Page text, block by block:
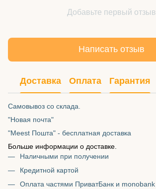
Добавьте первый отзыв
Написать отзыв
Доставка Оплата Гарантия
Самовывоз со склада.
"Новая почта"
"Meest Пошта" - бесплатная доставка
Больше информации о доставке.
Наличными при получении
Кредитной картой
Оплата частями ПриватБанк и monobank